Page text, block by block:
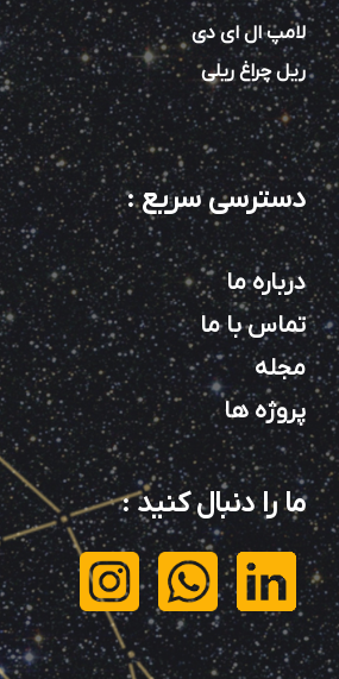
لامپ ال ای دی
ریل چراغ ریلی
دسترسی سریع:
درباره ما
تماس با ما
مجله
پروژه ها
ما را دنبال کنید: